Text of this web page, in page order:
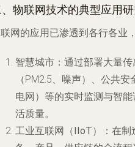
物联网技术的典型应用
网的应用已渗透到各行各业
智慧城市 ：通过部署大量
（PM2.5、噪声）、公共
电网）等的实时监测与智
活质量。
工业互联网（IIoT）
：在